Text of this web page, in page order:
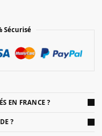
Sécurisé
EN FRANCE ?
?